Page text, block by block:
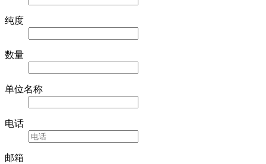
纯度
数量
单位名称
电话
邮箱